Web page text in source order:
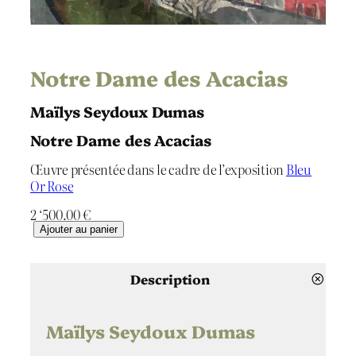
Notre Dame des Acacias
Maïlys Seydoux Dumas
Notre Dame des Acacias
Œuvre présentée dans le cadre de l’exposition Bleu
Or Rose
2 ‘500.00€
q Ajouter au panier
Description
Maïlys Seydoux Dumas